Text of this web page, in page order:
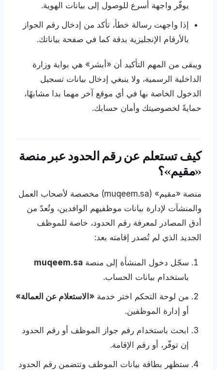
يوفّر واجهة أسرع للوصول إلى بيانات الهوية.
إذا واجهت رسالة خطأ، تأكد من إدخال رقم الجواز
بالأرقام الإنجليزية بدقة كما في صفحة بياناتك.
ويبقى من المهم التأكيد أن «أبشر» هي بوابة وزارة
الداخلية الرسمية، ولا ينبغي إدخال بيانات تسجيل
الدخول الخاصة بها في أي موقع آخر مهما بدا مشابهًا،
حمايةً لخصوصيتك وأمان حسابك.
كيف تستعلم عن رقم الحدود عبر منصة
«مقيم»؟
منصة «مقيم» (muqeem.sa) مخصصة لأصحاب العمل
والمنشآت لإدارة بيانات موظفيهم الوافدين، وتُعدّ من
أدق المصادر لمعرفة رقم الحدود، خاصة للموظف
الجديد الذي لم تُصدر إقامته بعد:
سجّل دخول المنشأة إلى منصة muqeem.sa
باستخدام بيانات الحساب.
من لوحة التحكم اختر خدمة «الاستعلام عن العمالة»
أو إدارة الموظفين.
ابحث باستخدام رقم جواز الموظف أو رقم الحدود
إن توفّر، أو رقم الإقامة.
ستظهر بطاقة بيانات الموظف وتتضمن رقم الحدود